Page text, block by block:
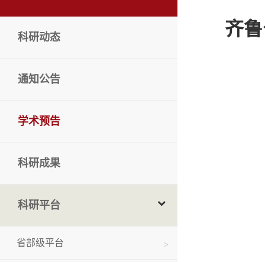
科研动态
通知公告
学术预告
科研成果
科研平台
省部级平台
齐